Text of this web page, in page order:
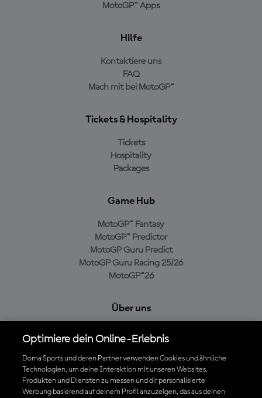
MotoGP™ Apps
Hilfe
Kontaktiere uns
FAQ
Mach mit bei MotoGP™
Tickets & Hospitality
Tickets
Hospitality
Packages
Game Hub
MotoGP™ Fantasy
MotoGP™ Predictor
MotoGP Guru Predict
MotoGP Guru Racing 25/26
MotoGP™26
Über uns
Cookie-Richtlinien
Geschäftsbedingungen
Datenschutzrichtlinien
Kaufrichtlinie
Optimiere dein Online-Erlebnis
Dorna Sports und deren Partner verwenden Cookies und ähnliche
Technologien, um deine Interaktion mit unseren Websites,
Produkten und Diensten zu messen und dir personalisierte
Werbung basierend auf deinem Profil anzuzeigen, das aus deinen